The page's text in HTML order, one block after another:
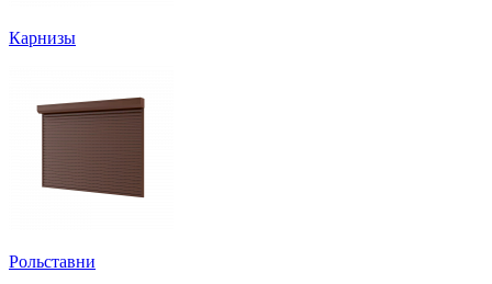
Карнизы
Рольставни